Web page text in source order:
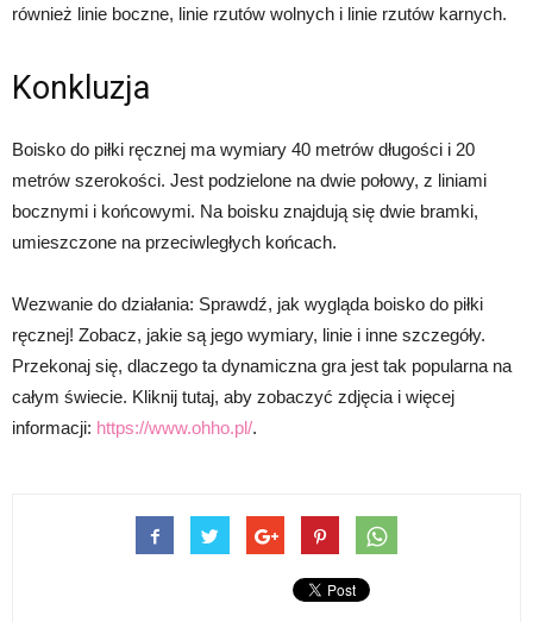
również linie boczne, linie rzutów wolnych i linie rzutów karnych.
Konkluzja
Boisko do piłki ręcznej ma wymiary 40 metrów długości i 20
metrów szerokości. Jest podzielone na dwie połowy, z liniami
bocznymi i końcowymi. Na boisku znajdują się dwie bramki,
umieszczone na przeciwległych końcach.
Wezwanie do działania: Sprawdź, jak wygląda boisko do piłki
ręcznej! Zobacz, jakie są jego wymiary, linie i inne szczegóły.
Przekonaj się, dlaczego ta dynamiczna gra jest tak popularna na
całym świecie. Kliknij tutaj, aby zobaczyć zdjęcia i więcej
informacji: https://www.ohho.pl/.